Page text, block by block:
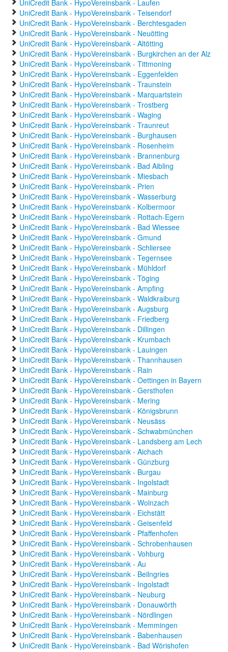
UniCredit Bank - HypoVereinsbank - Laufen
UniCredit Bank - HypoVereinsbank - Teisendorf
UniCredit Bank - HypoVereinsbank - Berchtesgaden
UniCredit Bank - HypoVereinsbank - Neuötting
UniCredit Bank - HypoVereinsbank - Altötting
UniCredit Bank - HypoVereinsbank - Burgkirchen an der Alz
UniCredit Bank - HypoVereinsbank - Tittmoning
UniCredit Bank - HypoVereinsbank - Eggenfelden
UniCredit Bank - HypoVereinsbank - Traunstein
UniCredit Bank - HypoVereinsbank - Marquartstein
UniCredit Bank - HypoVereinsbank - Trostberg
UniCredit Bank - HypoVereinsbank - Waging
UniCredit Bank - HypoVereinsbank - Traunreut
UniCredit Bank - HypoVereinsbank - Burghausen
UniCredit Bank - HypoVereinsbank - Rosenheim
UniCredit Bank - HypoVereinsbank - Brannenburg
UniCredit Bank - HypoVereinsbank - Bad Aibling
UniCredit Bank - HypoVereinsbank - Miesbach
UniCredit Bank - HypoVereinsbank - Prien
UniCredit Bank - HypoVereinsbank - Wasserburg
UniCredit Bank - HypoVereinsbank - Kolbermoor
UniCredit Bank - HypoVereinsbank - Rottach-Egern
UniCredit Bank - HypoVereinsbank - Bad Wiessee
UniCredit Bank - HypoVereinsbank - Gmund
UniCredit Bank - HypoVereinsbank - Schliersee
UniCredit Bank - HypoVereinsbank - Tegernsee
UniCredit Bank - HypoVereinsbank - Mühldorf
UniCredit Bank - HypoVereinsbank - Töging
UniCredit Bank - HypoVereinsbank - Ampfing
UniCredit Bank - HypoVereinsbank - Waldkraiburg
UniCredit Bank - HypoVereinsbank - Augsburg
UniCredit Bank - HypoVereinsbank - Friedberg
UniCredit Bank - HypoVereinsbank - Dillingen
UniCredit Bank - HypoVereinsbank - Krumbach
UniCredit Bank - HypoVereinsbank - Lauingen
UniCredit Bank - HypoVereinsbank - Thannhausen
UniCredit Bank - HypoVereinsbank - Rain
UniCredit Bank - HypoVereinsbank - Oettingen in Bayern
UniCredit Bank - HypoVereinsbank - Gersthofen
UniCredit Bank - HypoVereinsbank - Mering
UniCredit Bank - HypoVereinsbank - Königsbrunn
UniCredit Bank - HypoVereinsbank - Neusäss
UniCredit Bank - HypoVereinsbank - Schwabmünchen
UniCredit Bank - HypoVereinsbank - Landsberg am Lech
UniCredit Bank - HypoVereinsbank - Aichach
UniCredit Bank - HypoVereinsbank - Günzburg
UniCredit Bank - HypoVereinsbank - Burgau
UniCredit Bank - HypoVereinsbank - Ingolstadt
UniCredit Bank - HypoVereinsbank - Mainburg
UniCredit Bank - HypoVereinsbank - Wolnzach
UniCredit Bank - HypoVereinsbank - Eichstätt
UniCredit Bank - HypoVereinsbank - Geisenfeld
UniCredit Bank - HypoVereinsbank - Pfaffenhofen
UniCredit Bank - HypoVereinsbank - Schrobenhausen
UniCredit Bank - HypoVereinsbank - Vohburg
UniCredit Bank - HypoVereinsbank - Au
UniCredit Bank - HypoVereinsbank - Beilngries
UniCredit Bank - HypoVereinsbank - Ingolstadt
UniCredit Bank - HypoVereinsbank - Neuburg
UniCredit Bank - HypoVereinsbank - Donauwörth
UniCredit Bank - HypoVereinsbank - Nördlingen
UniCredit Bank - HypoVereinsbank - Memmingen
UniCredit Bank - HypoVereinsbank - Babenhausen
UniCredit Bank - HypoVereinsbank - Bad Wörishofen